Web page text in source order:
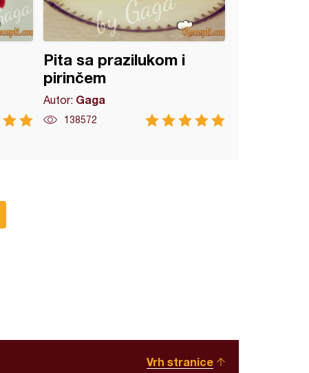
Pita sa prazilukom i
pirinčem
Autor: Gaga
138572
Vrh stranice